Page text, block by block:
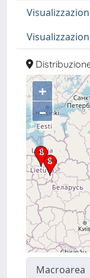
+
–
Macroarea